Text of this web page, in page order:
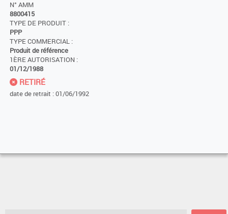
N° AMM
8800415
TYPE DE PRODUIT :
PPP
TYPE COMMERCIAL :
Produit de référence
1ÈRE AUTORISATION :
01/12/1988
RETIRÉ
date de retrait : 01/06/1992